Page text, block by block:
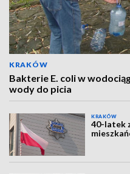
KRAKÓW
Bakterie E. coli w
wody do picia
KRAKÓW
40-latek